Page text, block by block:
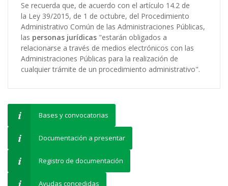
Se recuerda que, de acuerdo con el artículo 14.2 de
la Ley 39/2015, de 1 de octubre, del Procedimiento
Administrativo Común de las Administraciones Públicas,
las personas jurídicas "estarán obligados a
relacionarse a través de medios electrónicos con las
Administraciones Públicas para la realización de
cualquier trámite de un procedimiento administrativo".
Bases y convocatorias
Documentación a presentar
Registro de documentación
Ayudas concedidas